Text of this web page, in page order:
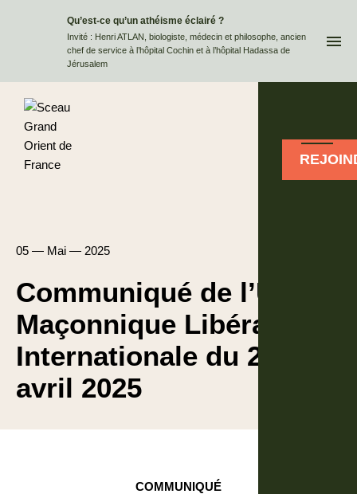
Qu’est-ce qu’un athéisme éclairé ?
Invité : Henri ATLAN, biologiste, médecin et philosophe, ancien
chef de service à l’hôpital Cochin et à l’hôpital Hadassa de
Jérusalem
05 — Mai — 2025
Communiqué de l’Union
Maçonnique Libérale
Internationale du 22
avril 2025
COMMUNIQUÉ